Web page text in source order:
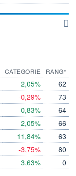
CATEGORIE
2,05%
-0,29%
0,83%
2,05%
11,84%
-3,75%
3,63%
RANG*
62
73
64
66
63
80
0